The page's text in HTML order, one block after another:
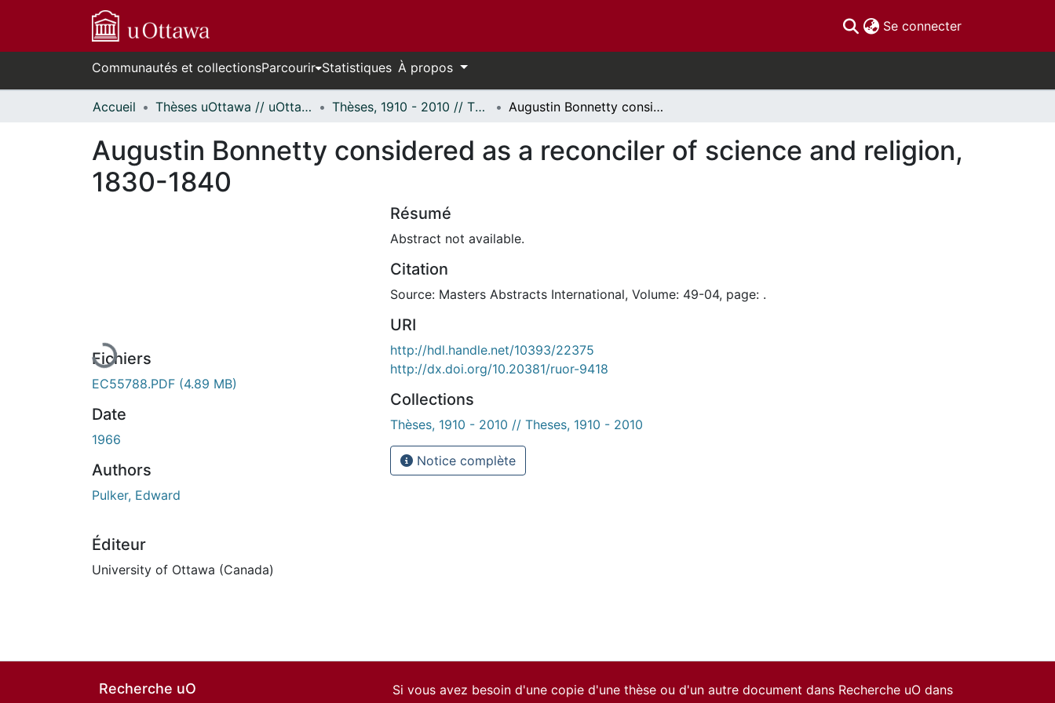
Se connecter(current)
Communautés et collectionsParcourir Statistiques À propos
Accueil Thèses uOttawa // uOttawa Theses Thèses, 1910 - 2010 // Theses, 1910 - 2010 Augustin Bonnetty considered as a reconciler of science and religion, 1830-1840
Augustin Bonnetty considered as a reconciler of science and religion,
1830-1840
Fichiers
EC55788.PDF (4.89 MB)
Date
1966
Authors
Pulker, Edward
Éditeur
University of Ottawa (Canada)
Résumé
Abstract not available.
Citation
Source: Masters Abstracts International, Volume: 49-04, page: .
URI
http://hdl.handle.net/10393/22375
http://dx.doi.org/10.20381/ruor-9418
Collections
Thèses, 1910 - 2010 // Theses, 1910 - 2010
Notice complète
Recherche uO
Si vous avez besoin d'une copie d'une thèse ou d'un autre document dans Recherche uO dans